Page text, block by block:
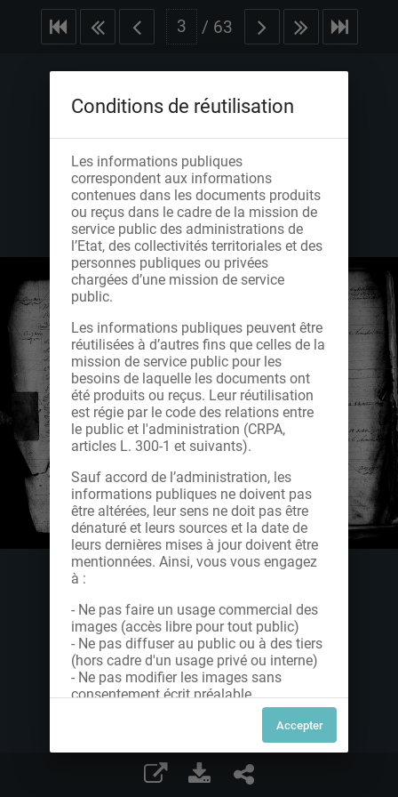
/ 63
Conditions de réutilisation
Les informations publiques
correspondent aux informations
contenues dans les documents produits
ou reçus dans le cadre de la mission de
service public des administrations de
l’Etat, des collectivités territoriales et des
personnes publiques ou privées
chargées d’une mission de service
public.
Les informations publiques peuvent être
réutilisées à d’autres fins que celles de la
mission de service public pour les
besoins de laquelle les documents ont
été produits ou reçus. Leur réutilisation
est régie par le code des relations entre
le public et l'administration (CRPA,
articles L. 300-1 et suivants).
Sauf accord de l’administration, les
informations publiques ne doivent pas
être altérées, leur sens ne doit pas être
dénaturé et leurs sources et la date de
leurs dernières mises à jour doivent être
mentionnées. Ainsi, vous vous engagez
à :
- Ne pas faire un usage commercial des
images (accès libre pour tout public)
- Ne pas diffuser au public ou à des tiers
(hors cadre d'un usage privé ou interne)
- Ne pas modifier les images sans
consentement écrit préalable
Dans le cas contraire, nous vous invitons
à nous contacter afin de solliciter le type
de Licence souhaitée parmi celles
proposées et le cas échéant, acquitter